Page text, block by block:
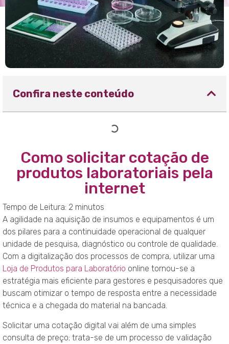
Confira neste conteúdo
Como solicitar cotação de
produtos laboratoriais pela
internet
Tempo de Leitura: 2 minutos
A agilidade na aquisição de insumos e equipamentos é um
dos pilares para a continuidade operacional de qualquer
unidade de pesquisa, diagnóstico ou controle de qualidade.
Com a digitalização dos processos de compra, utilizar uma
Loja de Produtos para Laboratório online tornou-se a
estratégia mais eficiente para gestores e pesquisadores que
buscam otimizar o tempo de resposta entre a necessidade
técnica e a chegada do material na bancada.
Solicitar uma cotação digital vai além de uma simples
consulta de preço; trata-se de um processo de validação